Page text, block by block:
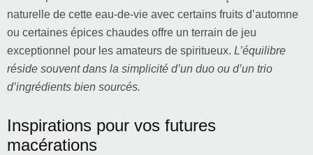
naturelle de cette eau-de-vie avec certains fruits d’automne
ou certaines épices chaudes offre un terrain de jeu
exceptionnel pour les amateurs de spiritueux. L’équilibre
réside souvent dans la simplicité d’un duo ou d’un trio
d’ingrédients bien sourcés.
Inspirations pour vos futures
macérations